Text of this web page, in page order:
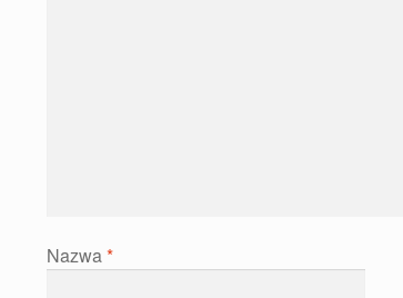
Nazwa*